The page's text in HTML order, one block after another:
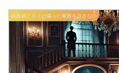
家政婦クロミは腐った家族を許さない